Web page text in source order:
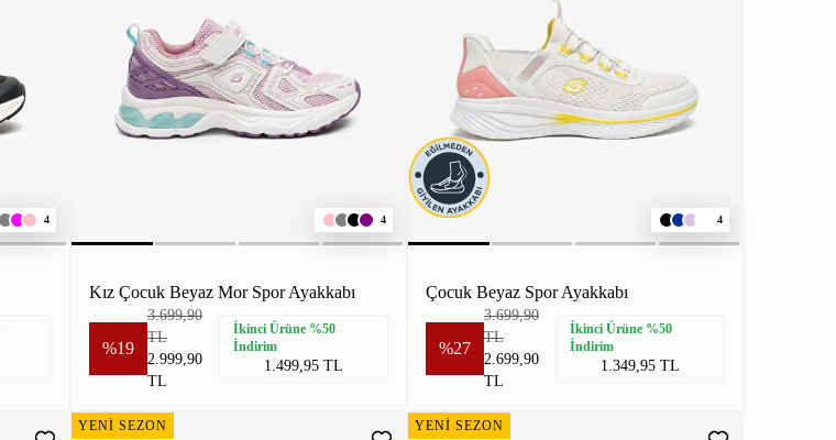
4 4
Kız Çocuk Beyaz Mor Spor Ayakkabı
%19
3.699,90
TL
2.999,90
TL
İkinci Ürüne %50
İndirim
1.499,95 TL
4
Çocuk Beyaz Spor Ayakkabı
%27
3.699,90
TL
2.699,90
TL
İkinci Ürüne %50
İndirim
1.349,95 TL
YENİ SEZON YENİ SEZON